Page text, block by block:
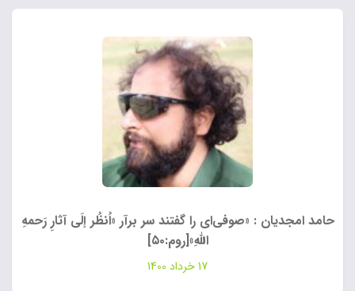
حامد امجدیان : «صوفی‌ای را گفتند سر برآر «اُنظُر إلَی آثارِ رَحمهِ‌
اللهِ»[روم:۵۰]
17 خرداد 1400